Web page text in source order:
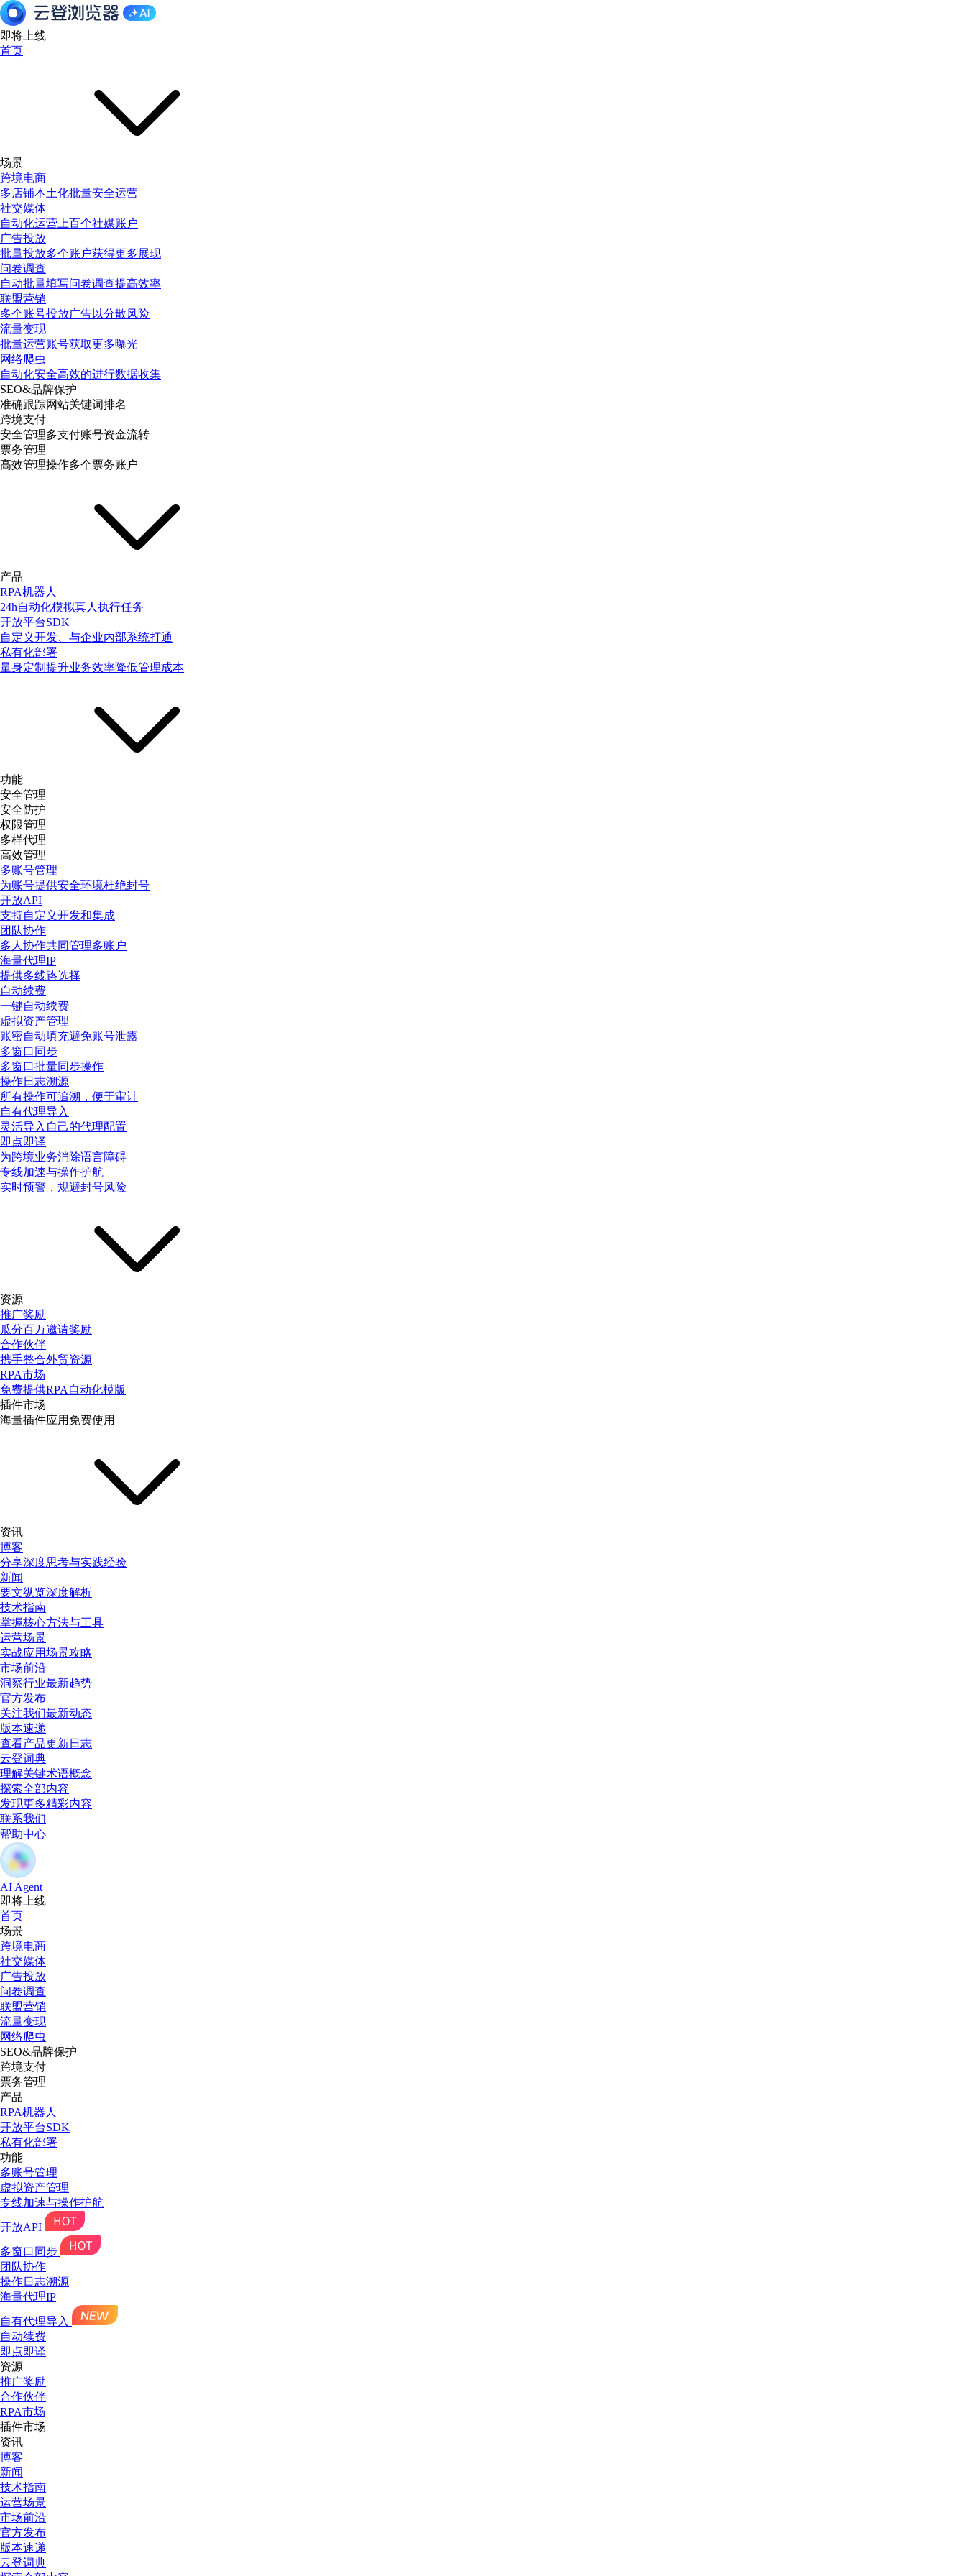
即将上线
首页
场景
跨境电商
多店铺本土化批量安全运营
社交媒体
自动化运营上百个社媒账户
广告投放
批量投放多个账户获得更多展现
问卷调查
自动批量填写问卷调查提高效率
联盟营销
多个账号投放广告以分散风险
流量变现
批量运营账号获取更多曝光
网络爬虫
自动化安全高效的进行数据收集
SEO&品牌保护
准确跟踪网站关键词排名
跨境支付
安全管理多支付账号资金流转
票务管理
高效管理操作多个票务账户
产品
RPA机器人
24h自动化模拟真人执行任务
开放平台SDK
自定义开发、与企业内部系统打通
私有化部署
量身定制提升业务效率降低管理成本
功能
安全管理
安全防护
权限管理
多样代理
高效管理
多账号管理
为账号提供安全环境杜绝封号
开放API
支持自定义开发和集成
团队协作
多人协作共同管理多账户
海量代理IP
提供多线路选择
自动续费
一键自动续费
虚拟资产管理
账密自动填充避免账号泄露
多窗口同步
多窗口批量同步操作
操作日志溯源
所有操作可追溯，便于审计
自有代理导入
灵活导入自己的代理配置
即点即译
为跨境业务消除语言障碍
专线加速与操作护航
实时预警，规避封号风险
资源
推广奖励
瓜分百万邀请奖励
合作伙伴
携手整合外贸资源
RPA市场
免费提供RPA自动化模版
插件市场
海量插件应用免费使用
资讯
博客
分享深度思考与实践经验
新闻
要文纵览深度解析
技术指南
掌握核心方法与工具
运营场景
实战应用场景攻略
市场前沿
洞察行业最新趋势
官方发布
关注我们最新动态
版本速递
查看产品更新日志
云登词典
理解关键术语概念
探索全部内容
发现更多精彩内容
联系我们
帮助中心
AI Agent
即将上线
首页
场景
跨境电商
社交媒体
广告投放
问卷调查
联盟营销
流量变现
网络爬虫
SEO&品牌保护
跨境支付
票务管理
产品
RPA机器人
开放平台SDK
私有化部署
功能
多账号管理
虚拟资产管理
专线加速与操作护航
开放API
多窗口同步
团队协作
操作日志溯源
海量代理IP
自有代理导入
自动续费
即点即译
资源
推广奖励
合作伙伴
RPA市场
插件市场
资讯
博客
新闻
技术指南
运营场景
市场前沿
官方发布
版本速递
云登词典